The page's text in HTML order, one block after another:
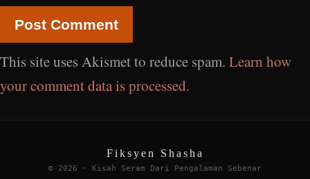
This site uses Akismet to reduce spam. Learn how
your comment data is processed.
Fiksyen Shasha
© 2026 · Kisah Seram Dari Pengalaman Sebenar